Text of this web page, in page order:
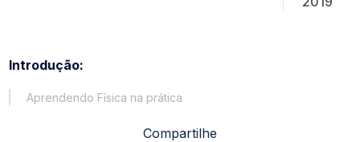
Introdução:
Aprendendo Física na prática
Compartilhe